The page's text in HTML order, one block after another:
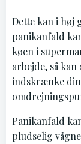
Dette kan i høj
panikanfald
køen i
arbejde, så
indskrænke
Panikanfald
pludselig